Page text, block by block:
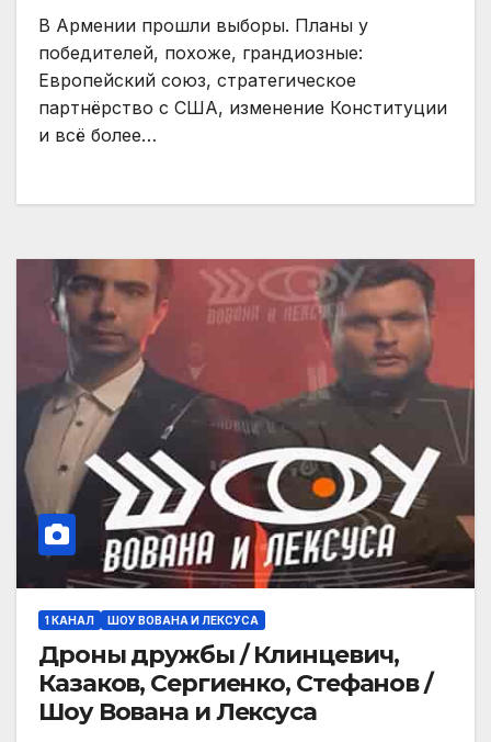
В Армении прошли выборы. Планы у
победителей, похоже, грандиозные:
Европейский союз, стратегическое
партнёрство с США, изменение Конституции
и всё более…
1 КАНАЛ ШОУ ВОВАНА И ЛЕКСУСА
Дроны дружбы / Клинцевич,
Казаков, Сергиенко, Стефанов /
Шоу Вована и Лексуса